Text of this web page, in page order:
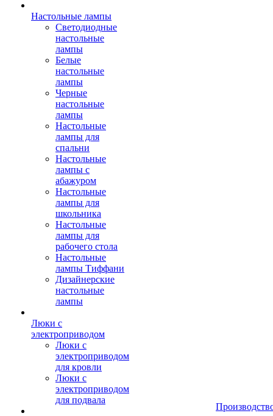
Настольные лампы
Светодиодные
настольные
лампы
Белые
настольные
лампы
Черные
настольные
лампы
Настольные
лампы для
спальни
Настольные
лампы с
абажуром
Настольные
лампы для
школьника
Настольные
лампы для
рабочего стола
Настольные
лампы Тиффани
Дизайнерские
настольные
лампы
Люки с
электроприводом
Люки с
электроприводом
для кровли
Люки с
электроприводом
для подвала